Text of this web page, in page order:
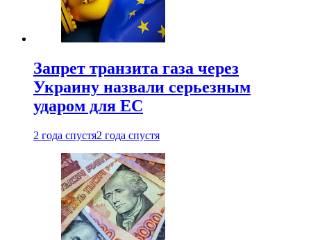
Запрет транзита газа через
Украину назвали серьезным
ударом для ЕС
2 года спустя2 года спустя